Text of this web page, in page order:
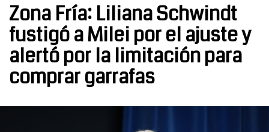
Zona Fría: Liliana Schwindt
fustigó a Milei por el ajuste y
alertó por la limitación para
comprar garrafas